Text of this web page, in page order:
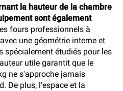
la hauteur de la chambre
sont également
fours professionnels à
une géométrie interne et
spécialement étudiés pour les
utile garantit que le
ne s'approche jamais
De plus, l'espace et la